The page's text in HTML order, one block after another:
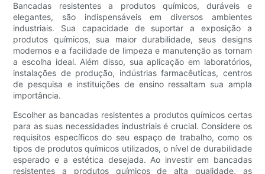
Bancadas resistentes a produtos químicos, duráveis ​​e
elegantes, são indispensáveis ​​em diversos ambientes
industriais. Sua capacidade de suportar a exposição a
produtos químicos, sua maior durabilidade, seus designs
modernos e a facilidade de limpeza e manutenção as tornam
a escolha ideal. Além disso, sua aplicação em laboratórios,
instalações de produção, indústrias farmacêuticas, centros
de pesquisa e instituições de ensino ressaltam sua ampla
importância.
Escolher as bancadas resistentes a produtos químicos certas
para as suas necessidades industriais é crucial. Considere os
requisitos específicos do seu espaço de trabalho, como os
tipos de produtos químicos utilizados, o nível de durabilidade
esperado e a estética desejada. Ao investir em bancadas
resistentes a produtos químicos de alta qualidade, as